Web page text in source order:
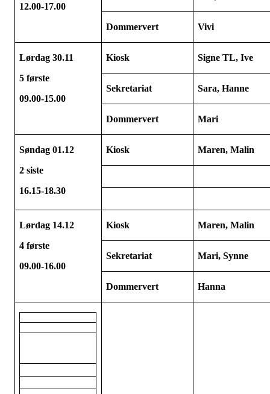
12.00-17.00
Dommervert Vivi
Lørdag 30.11
5 første
09.00-15.00
Kiosk Signe TL, Ive
Sekretariat Sara, Hanne
Dommervert Mari
Søndag 01.12
2 siste
16.15-18.30
Kiosk Maren, Malin
Lørdag 14.12
4 første
09.00-16.00
Kiosk Maren, Malin
Sekretariat Mari, Synne
Dommervert Hanna